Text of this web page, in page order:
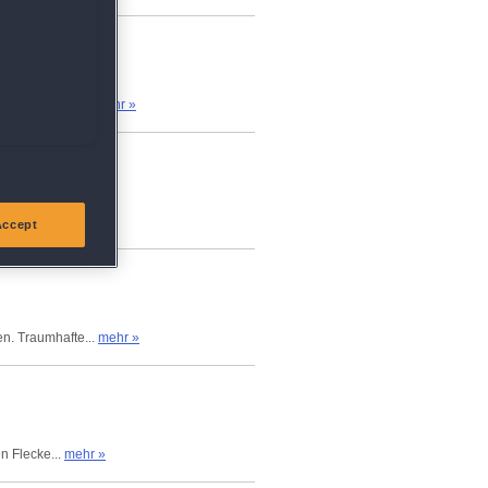
er zuletzt...
mehr »
mehr »
Traumhafte... mehr »
Flecke... mehr »